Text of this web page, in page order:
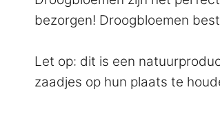
bezorgen! Droogbloemen
Let op: dit is een
zaadjes op hun plaats te